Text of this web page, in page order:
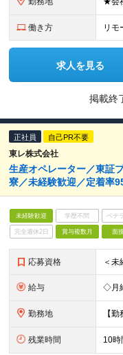
働き方 リモ
求人を見る
掲載終
正社員 自己PR不要
東レ株式会社
生産オペレーター／東証
寮／未経験歓迎／定着率
未経験歓迎 学歴不問 ベテ
完全週休2日 賞与複数月 面
応募資格
給与
勤務地
残業時間 10時